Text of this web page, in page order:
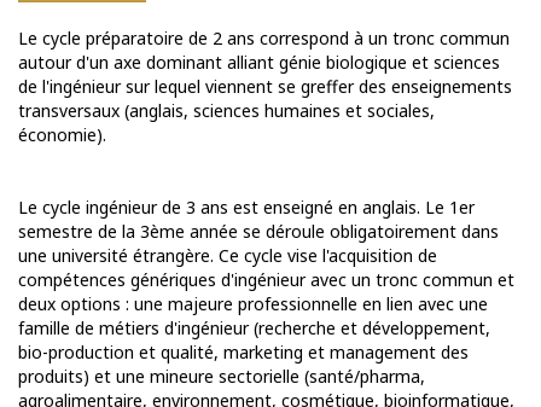
Le cycle préparatoire de 2 ans correspond à un tronc commun
autour d'un axe dominant alliant génie biologique et sciences
de l'ingénieur sur lequel viennent se greffer des enseignements
transversaux (anglais, sciences humaines et sociales,
économie).
Le cycle ingénieur de 3 ans est enseigné en anglais. Le 1er
semestre de la 3ème année se déroule obligatoirement dans
une université étrangère. Ce cycle vise l'acquisition de
compétences génériques d'ingénieur avec un tronc commun et
deux options : une majeure professionnelle en lien avec une
famille de métiers d'ingénieur (recherche et développement,
bio-production et qualité, marketing et management des
produits) et une mineure sectorielle (santé/pharma,
agroalimentaire, environnement, cosmétique, bioinformatique,